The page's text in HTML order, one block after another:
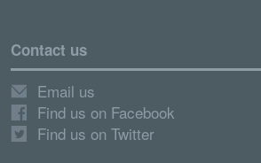
Contact us
Email us
Find us on Facebook
Find us on Twitter